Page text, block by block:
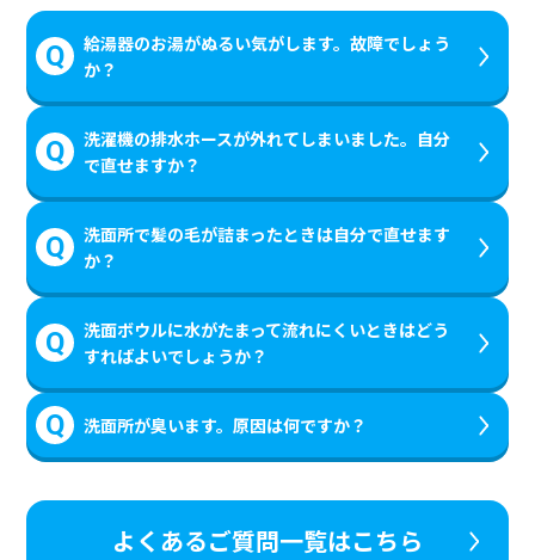
給湯器のお湯がぬるい気がします。故障でしょう
か？
洗濯機の排水ホースが外れてしまいました。自分
で直せますか？
洗面所で髪の毛が詰まったときは自分で直せます
か？
洗面ボウルに水がたまって流れにくいときはどう
すればよいでしょうか？
洗面所が臭います。原因は何ですか？
よくあるご質問一覧はこちら